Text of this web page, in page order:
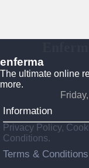
enferma
The ultimate online
more.
Information
Privacy Policy,
Conditions.
Terms & Conditions